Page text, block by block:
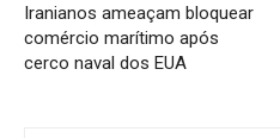
Iranianos ameaçam bloquear
comércio marítimo após
cerco naval dos EUA